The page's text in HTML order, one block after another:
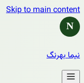
Skip to main content
N
نیما بهرنگ